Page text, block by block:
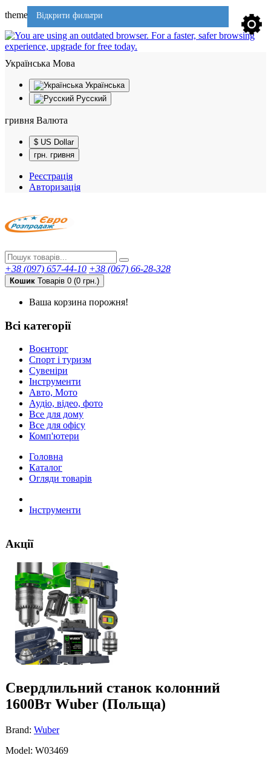
Відкрити фильтри
theme701
Українська Мова
Українська
Русский
гривня Валюта
$ US Dollar
грн. гривня
Реєстрація
Авторизація
+38 (097) 657-44-10 +38 (067) 66-28-328
Кошик Товарів 0 (0 грн.)
Ваша корзина порожня!
Всі категорії
Воєнторг
Спорт і туризм
Сувеніри
Інструменти
Авто, Мото
Аудіо, відео, фото
Все для дому
Все для офісу
Комп'ютери
Головна
Каталог
Огляди товарів
Інструменти
Акції
Свердлильний станок колонний
1600Вт Wuber (Польща)
Brand: Wuber
Model: W03469